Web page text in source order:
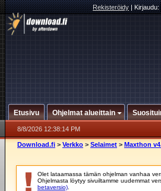
Rekisteröidy|Kirjaudu:
Etusivu Ohjelmat alueittain
8/8/2026 12:38:14 PM
Download.fi > Verkko > Selaimet > Maxthon
Olet lataamassa tämän ohjelman vanhaa
Ohjelmasta löytyy sivuiltamme uudemmat
betaversio)